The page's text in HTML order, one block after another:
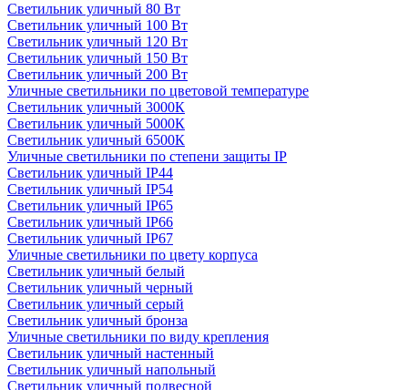
Светильник уличный 80 Вт
Светильник уличный 100 Вт
Светильник уличный 120 Вт
Светильник уличный 150 Вт
Светильник уличный 200 Вт
Уличные светильники по цветовой температуре
Cветильник уличный 3000К
Cветильник уличный 5000К
Cветильник уличный 6500К
Уличные светильники по степени защиты IP
Светильник уличный IP44
Светильник уличный IP54
Светильник уличный IP65
Светильник уличный IP66
Светильник уличный IP67
Уличные светильники по цвету корпуса
Светильник уличный белый
Светильник уличный черный
Светильник уличный серый
Светильник уличный бронза
Уличные светильники по виду крепления
Светильник уличный настенный
Светильник уличный напольный
Светильник уличный подвесной